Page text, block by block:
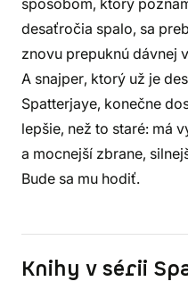
spôsobom, ktorý
desaťročia spalo, sa
znovu prepuknú dávnej
A snajper, ktorý už je
Spatterjaye, konečne
lepšie, než to staré: má
a mocnejší zbrane,
Bude sa mu hodiť.
Knihy v sérii